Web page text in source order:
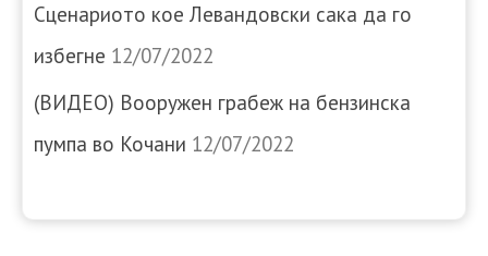
Сценариото кое Левандовски сака да го
избегне 12/07/2022
(ВИДЕО) Вооружен грабеж на бензинска
пумпа во Кочани 12/07/2022